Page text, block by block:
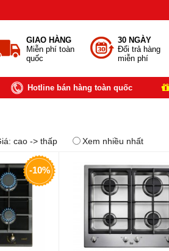
GIAO HÀNG
Miễn phí toàn
quốc
30 NGÀY
Đổi trả hàng
miễn phí
Hotline bán hàng toàn quốc
cao -> thấp Xem nhiều nhất
-10%